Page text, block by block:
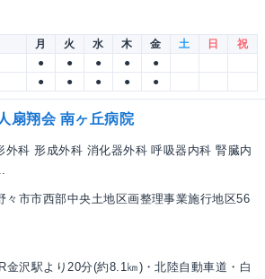
月 火 水 木 金 土 日
祝
● ● ● ●
●
● ● ● ● ●
扇翔会 南ヶ丘病院
外科 形成外科 消化器外科 呼吸器内科 腎臓内
々市市西部中央土地区画整理事業施行地区56
金沢駅より20分(約8.1㎞)・北陸自動車道・白